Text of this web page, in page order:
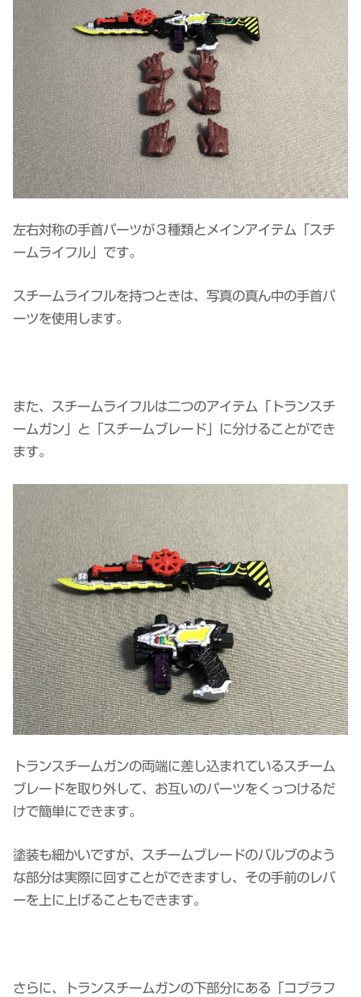
左右対称の手首パーツが３種類とメインアイテム「スチ
ームライフル」です。
スチームライフルを持つときは、写真の真ん中の手首パ
ーツを使用します。
また、スチームライフルは二つのアイテム「トランスチ
ームガン」と「スチームブレード」に分けることができ
ます。
トランスチームガンの両端に差し込まれているスチーム
ブレードを取り外して、お互いのパーツをくっつけるだ
けで簡単にできます。
塗装も細かいですが、スチームブレードのバルブのよう
な部分は実際に回すことができますし、その手前のレバ
ーを上に上げることもできます。
さらに、トランスチームガンの下部分にある「コブラフ